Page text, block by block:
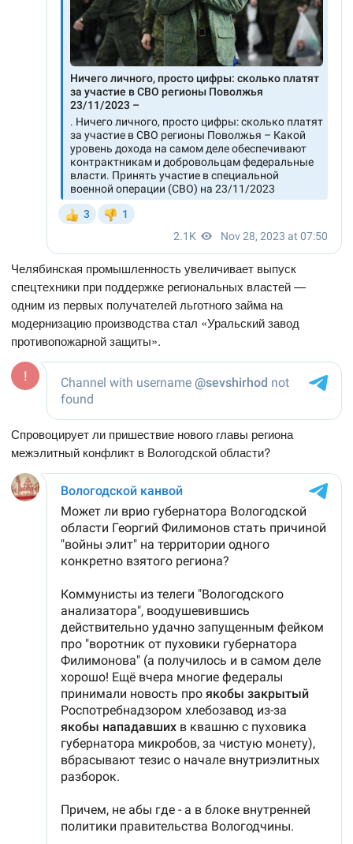
Челябинская промышленность увеличивает выпуск
спецтехники при поддержке региональных властей —
одним из первых получателей льготного займа на
модернизацию производства стал «Уральский завод
противопожарной защиты».
Спровоцирует ли пришествие нового главы региона
межэлитный конфликт в Вологодской области?